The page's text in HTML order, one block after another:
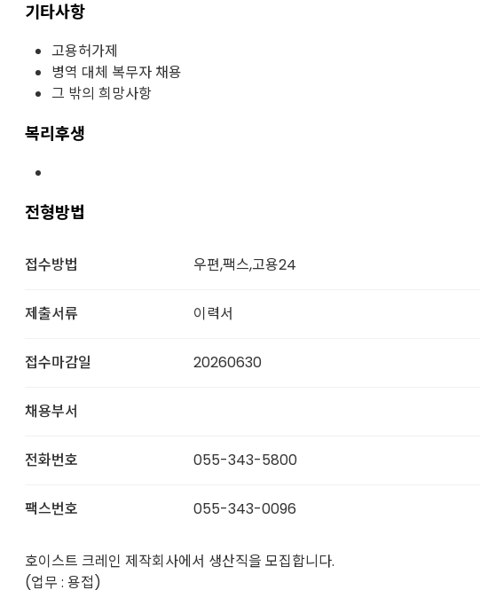
기타사항
고용허가제
병역 대체 복무자 채용
그 밖의 희망사항
복리후생
전형방법
접수방법 우편,팩스,고용24
제출서류 이력서
접수마감일 20260630
채용부서
전화번호 055-343-5800
팩스번호 055-343-0096
호이스트 크레인 제작회사에서 생산직을 모집합니다.
(업무 : 용접)